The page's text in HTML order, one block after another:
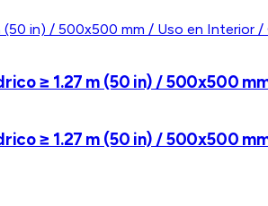
≥ 1.27 m (50 in) / 500x500
≥ 1.27 m (50 in) / 500x500